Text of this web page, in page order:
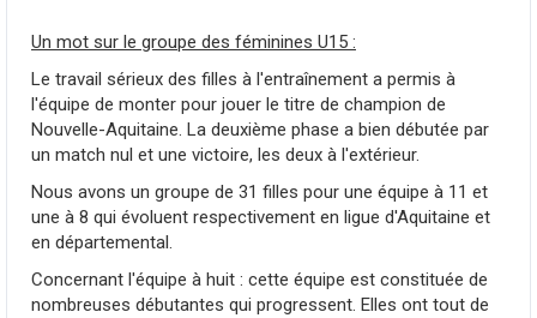
Un mot sur le groupe des féminines U15 :
Le travail sérieux des filles à l'entraînement a permis à
l'équipe de monter pour jouer le titre de champion de
Nouvelle-Aquitaine. La deuxième phase a bien débutée par
un match nul et une victoire, les deux à l'extérieur.
Nous avons un groupe de 31 filles pour une équipe à 11 et
une à 8 qui évoluent respectivement en ligue d'Aquitaine et
en départemental.
Concernant l'équipe à huit : cette équipe est constituée de
nombreuses débutantes qui progressent. Elles ont tout de